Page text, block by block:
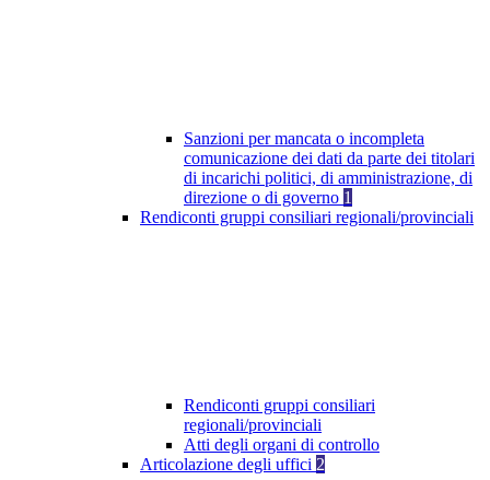
Sanzioni per mancata o incompleta
comunicazione dei dati da parte dei titolari
di incarichi politici, di amministrazione, di
direzione o di governo 1
Rendiconti gruppi consiliari regionali/provinciali
Rendiconti gruppi consiliari
regionali/provinciali
Atti degli organi di controllo
Articolazione degli uffici 2